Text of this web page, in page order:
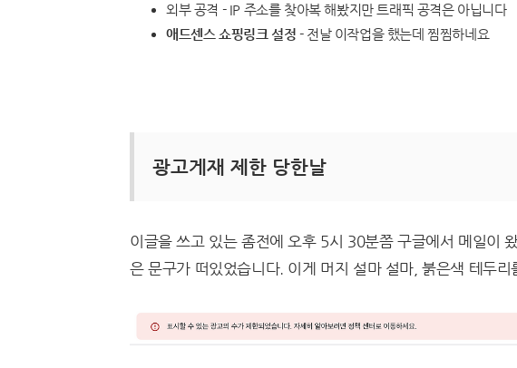
외부 공격 - IP 주소를 찾아복 해봤지만 트래픽 공격은 아닙니다
애드센스 쇼핑링크 설정 - 전날 이작업을 했는데 찜찜하네요
광고게재 제한 당한날
이글을 쓰고 있는 좀전에 오후 5시 30분쯤 구글에서 메일이
은 문구가 떠있었습니다. 이게 머지 설마 설마, 붉은색 테두